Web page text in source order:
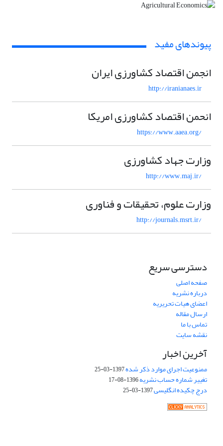
پیوندهای مفید
انجمن اقتصاد کشاورزی ایران
http://iranianaes.ir
انحمن اقتصاد کشاورزی امریکا
https://www.aaea.org/
وزارت جهاد کشاورزی
http://www.maj.ir/
وزارت علوم، تحقیقات و فناوری
http://journals.msrt.ir/
دسترسی سریع
صفحه اصلی
درباره نشریه
اعضای هیات تحریریه
ارسال مقاله
تماس با ما
نقشه سایت
آخرین اخبار
ممنوعیت اجرای موارد ذکر شده1397-03-25
تغییر شماره حساب نشریه1396-08-17
درج چکیده انگلیسی1397-03-25